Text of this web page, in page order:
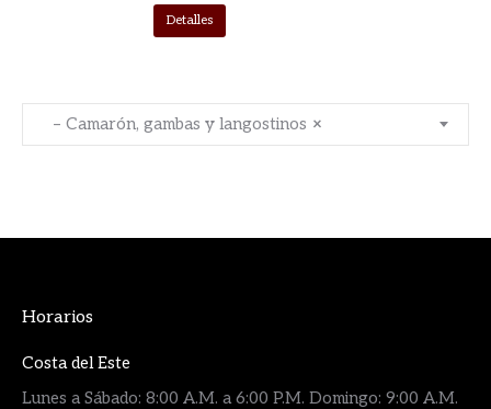
Detalles
×
– Camarón, gambas y langostinos
Horarios
Costa del Este
Lunes a Sábado: 8:00 A.M. a 6:00 P.M. Domingo: 9:00 A.M.